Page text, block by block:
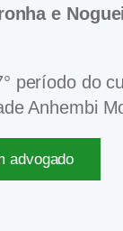
e
período do
Anhembi
advogado